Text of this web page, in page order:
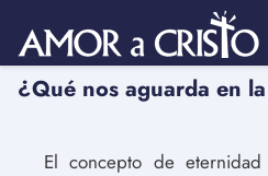
¿Qué nos aguarda en
El concepto de